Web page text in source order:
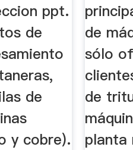
ppt.
de
de
y cobre).
de
sólo
de
planta